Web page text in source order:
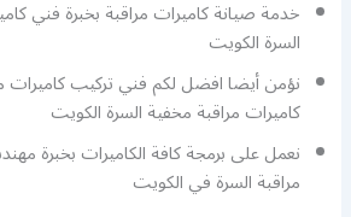
خدمة صيانة كاميرات مراقبة بخبرة فني
السرة الكويت
نؤمن أيضا افضل لكم فني تركيب كاميرات
كاميرات مراقبة مخفية السرة الكويت
نعمل على برمجة كافة الكاميرات بخبرة
مراقبة السرة في الكويت